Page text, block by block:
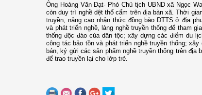
Ông Hoàng Văn Đạt- Phó Chủ tịch UBND xã Ngọc
còn duy trì nghề dệt thổ cẩm trên địa bàn xã. Thời
truyền, nâng cao nhận thức đồng bào DTTS ở địa
và phát triển nghề, làng nghề truyền thống để tham
thống độc đáo của dân tộc; xây dựng các điểm du
công tác bảo tồn và phát triển nghề truyền thống;
bán, ký gửi các sản phẩm nghề truyền thống trên địa
để trao truyền lại cho lớp trẻ.